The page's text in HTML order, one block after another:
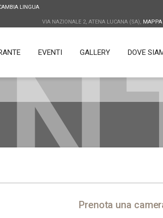
LINGUA
VIA NAZIONALE 2, ATENA LUCANA (SA), MAPPA
EVENTI GALLERY DOVE
Prenota una